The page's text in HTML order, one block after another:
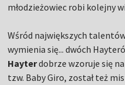
młodzieżowiec robi kolejny
Wśród największych
wymienia się... dwóch
Hayterdobrze wzoruje się
tzw. Baby Giro, został też